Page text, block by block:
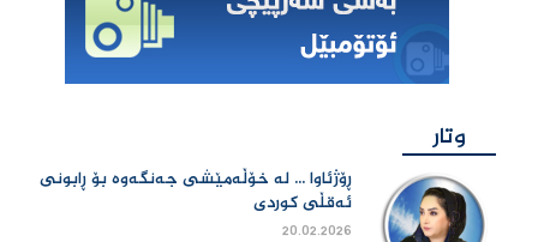
وتار
ڕۆژئاوا ... لە خۆڵەمێشی جەنگەوە بۆ ڕابونی
ئەقڵی کوردی
20.02.2026